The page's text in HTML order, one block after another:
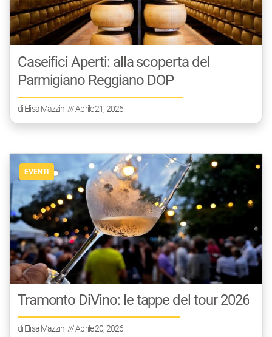
Caseifici Aperti: alla scoperta del
Parmigiano Reggiano DOP
diElisa Mazzini/// Aprile 21, 2026
EVENTI
Tramonto DiVino: le tappe del tour 2026
diElisa Mazzini/// Aprile 20, 2026